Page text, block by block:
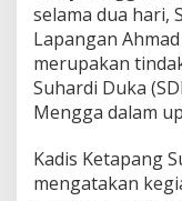
selama dua hari,
Lapangan
merupakan
Suhardi Duka
Mengga dalam
Kadis Ketapang
mengatakan